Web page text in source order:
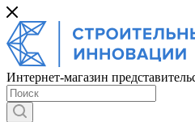
Интернет-магазин